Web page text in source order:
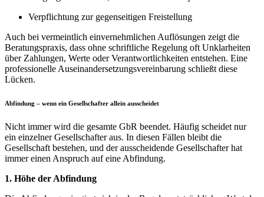
Verpflichtung zur gegenseitigen Freistellung
Auch bei vermeintlich einvernehmlichen Auflösungen zeigt die
Beratungspraxis, dass ohne schriftliche Regelung oft Unklarheiten
über Zahlungen, Werte oder Verantwortlichkeiten entstehen. Eine
professionelle Auseinandersetzungsvereinbarung schließt diese
Lücken.
Abfindung – wenn ein Gesellschafter allein ausscheidet
Nicht immer wird die gesamte GbR beendet. Häufig scheidet nur
ein einzelner Gesellschafter aus. In diesen Fällen bleibt die
Gesellschaft bestehen, und der ausscheidende Gesellschafter hat
immer einen Anspruch auf eine Abfindung.
1. Höhe der Abfindung